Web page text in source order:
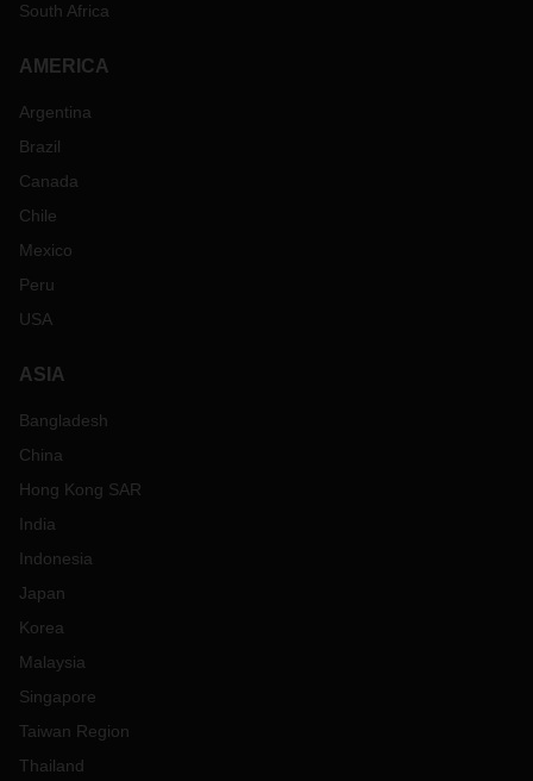
South Africa
AMERICA
Argentina
Brazil
Canada
Chile
Mexico
Peru
USA
ASIA
Bangladesh
China
Hong Kong SAR
India
Indonesia
Japan
Korea
Malaysia
Singapore
Taiwan Region
Thailand